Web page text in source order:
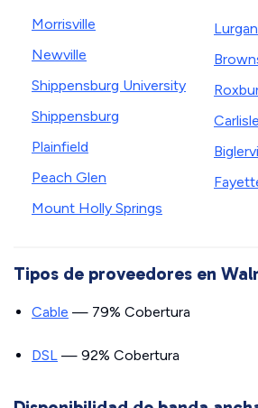
Morrisville
Newville
Shippensburg University
Shippensburg
Plainfield
Peach Glen
Mount Holly Springs
Lurgan
Carlisle
Tipos de proveedores en
Cable — 79% Cobertura
DSL — 92% Cobertura